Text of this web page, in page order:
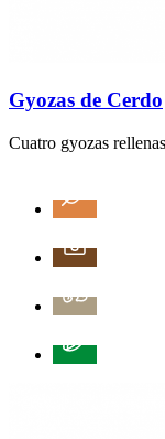
Gyozas de Cerdo
Cuatro gyozas